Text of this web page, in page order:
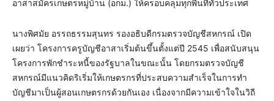
อาสาสมัครเกษตรหมู่บ้าน (อกม.) ให้ครอบคลุมทุกพื้นที่ทั่วประเทศ
นางพิศมัย อรรถธรรมสุนทร รองอธิบดีกรมตรวจบัญชีสหกรณ์ เปิด
เผยว่า โครงการครูบัญชีอาสาเริ่มต้นขึ้นตั้งแต่ปี 2545 เพื่อสนับสนุน
โครงการพักชำระหนี้ของรัฐบาลในขณะนั้น โดยกรมตรวจบัญชี
สหกรณ์มีแนวคิดริเริ่มให้เกษตรกรที่ประสบความสำเร็จในการทำ
บัญชีมาเป็นผู้สอนเกษตรกรด้วยกันเอง เนื่องจากมีความเข้าใจในวิถี